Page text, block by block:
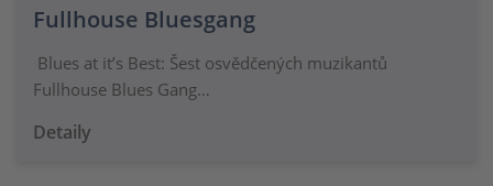
Fullhouse Bluesgang
Blues at it’s Best: Šest osvědčených muzikantů
Fullhouse Blues Gang…
Detaily